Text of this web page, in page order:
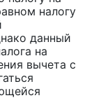
налогу
данный
на
вычета с